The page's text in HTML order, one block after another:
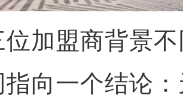
盟商背景不
指向一个结论